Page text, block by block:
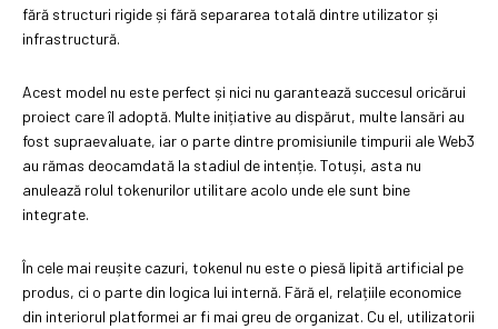
fără structuri rigide și fără separarea totală dintre utilizator și
infrastructură.
Acest model nu este perfect și nici nu garantează succesul oricărui
proiect care îl adoptă. Multe inițiative au dispărut, multe lansări au
fost supraevaluate, iar o parte dintre promisiunile timpurii ale Web3
au rămas deocamdată la stadiul de intenție. Totuși, asta nu
anulează rolul tokenurilor utilitare acolo unde ele sunt bine
integrate.
În cele mai reușite cazuri, tokenul nu este o piesă lipită artificial pe
produs, ci o parte din logica lui internă. Fără el, relațiile economice
din interiorul platformei ar fi mai greu de organizat. Cu el, utilizatorii